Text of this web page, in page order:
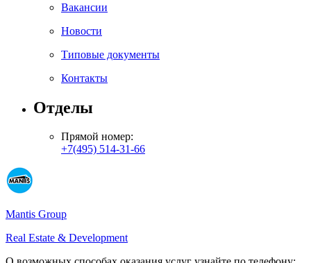
Вакансии
Новости
Типовые документы
Контакты
Отделы
Прямой номер:
+7(495) 514-31-66
Mantis Group
Real Estate & Development